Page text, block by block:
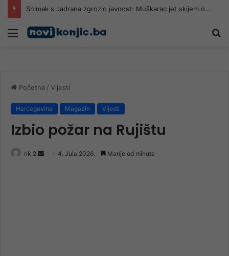
Snimak s Jadrana zgrozio javnost: Muškarac jet skijem ometao avione koji su gasili požar
Meni
Početna / Vijesti
Hercegovina Magazin Vijesti
Izbio požar na Rujištu
nk 2
Send 4. Jula 2026. Manje od minute